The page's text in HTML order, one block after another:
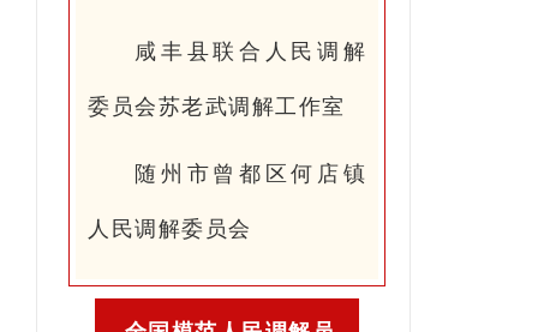
咸丰县联合人民调解
委员会苏老武调解工作室
随州市曾都区何店镇
人民调解委员会